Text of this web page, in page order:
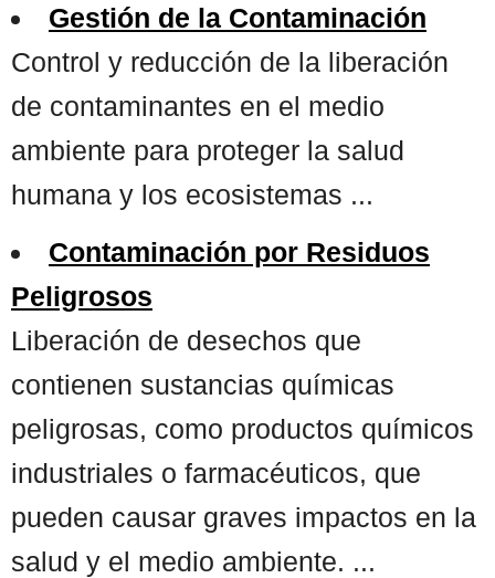
Gestión de la Contaminación
Control y reducción de la liberación
de contaminantes en el medio
ambiente para proteger la salud
humana y los ecosistemas ...
Contaminación por Residuos
Peligrosos
Liberación de desechos que
contienen sustancias químicas
peligrosas, como productos químicos
industriales o farmacéuticos, que
pueden causar graves impactos en la
salud y el medio ambiente. ...